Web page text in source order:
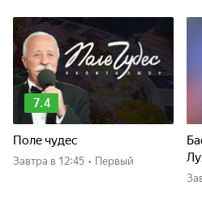
7.4
Поле чудес
Завтра в 12:45 • Первый